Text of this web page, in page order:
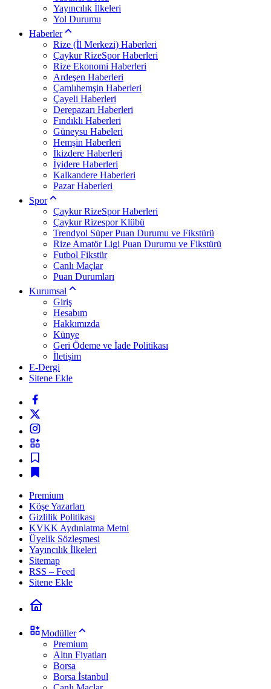
Yayıncılık İlkeleri
Yol Durumu
Haberler
Rize (İl Merkezi) Haberleri
Çaykur RizeSpor Haberleri
Rize Ekonomi Haberleri
Ardeşen Haberleri
Çamlıhemşin Haberleri
Çayeli Haberleri
Derepazarı Haberleri
Fındıklı Haberleri
Güneysu Habeleri
Hemşin Haberleri
İkizdere Haberleri
İyidere Haberleri
Kalkandere Haberleri
Pazar Haberleri
Spor
Çaykur RizeSpor Haberleri
Çaykur Rizespor Klübü
Trendyol Süper Puan Durumu ve Fikstürü
Rize Amatör Ligi Puan Durumu ve Fikstürü
Futbol Fikstür
Canlı Maçlar
Puan Durumları
Kurumsal
Giriş
Hesabım
Hakkımızda
Künye
Geri Ödeme ve İade Politikası
İletişim
E-Dergi
Sitene Ekle
Premium
Köşe Yazarları
Gizlilik Politikası
KVKK Aydınlatma Metni
Üyelik Sözleşmesi
Yayıncılık İlkeleri
Sitemap
RSS – Feed
Sitene Ekle
Modüller
Premium
Altın Fiyatları
Borsa
Borsa İstanbul